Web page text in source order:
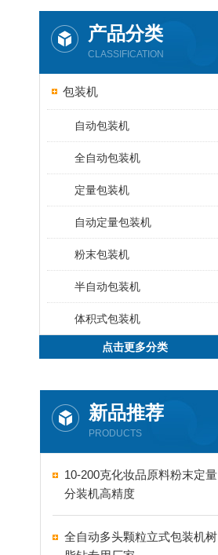
产品分类
CLASSIFICATION
包装机
自动包装机
全自动包装机
定量包装机
自动定量包装机
粉末包装机
半自动包装机
体积式包装机
点击更多分类
新品推荐
PRODUCTS
10-200克化妆品原料粉末定量
分装机高精度
全自动多头颗粒立式包装机树